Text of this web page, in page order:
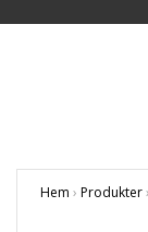
Hem › Produkter›